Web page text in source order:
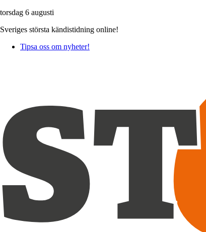
torsdag 6 augusti
Sveriges största kändistidning online!
Tipsa oss om nyheter!